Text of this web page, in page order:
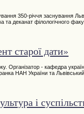
350-річчя заснування
філологічного
старої дати»
- кафедра
НАН України та
і